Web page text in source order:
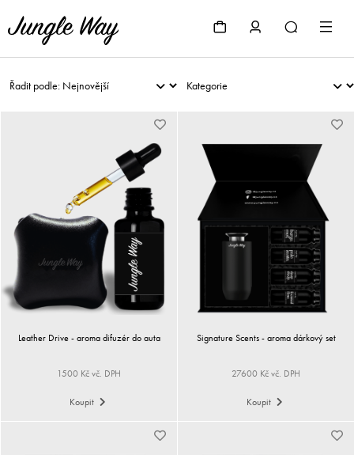
Leather Drive - aroma difuzér do auta
1500 Kč vč. DPH
Koupit
Signature Scents - aroma dárkový set
27600 Kč vč. DPH
Koupit